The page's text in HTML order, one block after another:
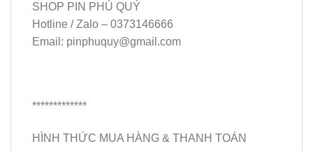
SHOP PIN PHÚ QUÝ
Hotline / Zalo – 0373146666
Email: pinphuquy@gmail.com
*************
HÌNH THỨC MUA HÀNG & THANH TOÁN